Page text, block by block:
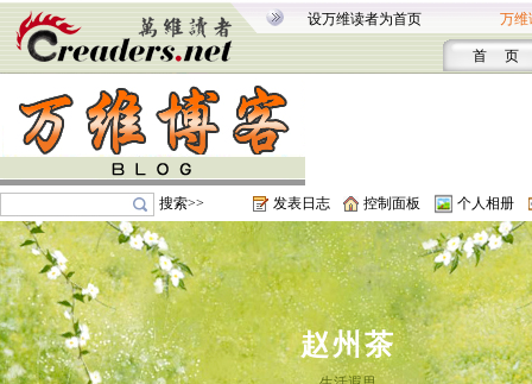
设万维读者为首页 万维
首 页
搜索>> 发表日志 控制面板 个人相册
赵州茶